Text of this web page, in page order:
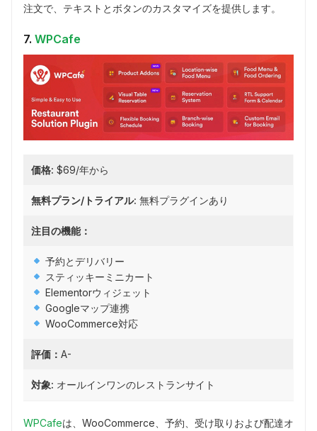
注文で、テキストとボタンのカスタマイズを提供します。
7. WPCafe
価格: $69/年から
無料プラン/トライアル: 無料プラグインあり
注目の機能：
予約とデリバリー
スティッキーミニカート
Elementorウィジェット
Googleマップ連携
WooCommerce対応
評価： A-
対象: オールインワンのレストランサイト
WPCafeは、WooCommerce、予約、受け取りおよび配達オ